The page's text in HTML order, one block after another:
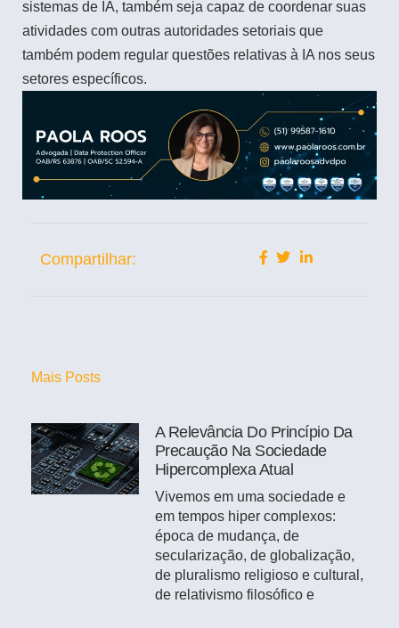
sistemas de IA, também seja capaz de coordenar suas
atividades com outras autoridades setoriais que
também podem regular questões relativas à IA nos seus
setores específicos.
Compartilhar:
Mais Posts
A Relevância Do Princípio Da
Precaução Na Sociedade
Hipercomplexa Atual
Vivemos em uma sociedade e
em tempos hiper complexos:
época de mudança, de
secularização, de globalização,
de pluralismo religioso e cultural,
de relativismo filosófico e